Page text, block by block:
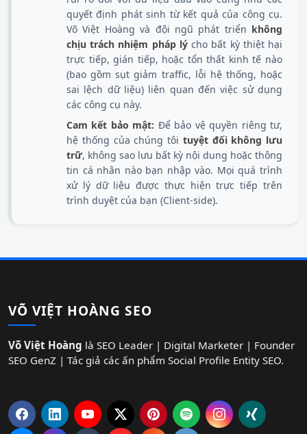
quyết định phát sinh từ kết quả của công cụ.
Võ Việt Hoàng và đội ngũ phát triển không
chịu trách nhiệm pháp lýcho bất kỳ thiệt hại
trực tiếp, gián tiếp, hoặc tổn thất kinh tế nào
(bao gồm sụt giảm traffic, lỗi hệ thống, hoặc
sai lệch dữ liệu) liên quan đến việc sử dụng
các công cụ này.
Cam kết bảo mật: Để bảo vệ quyền riêng tư,
hệ thống của chúng tôi tuyệt đối không lưu
trữ, không sao lưu bất kỳ nội dung hoặc thông
tin cá nhân nào bạn nhập vào. Mọi quá trình
xử lý dữ liệu được thực hiện trực tiếp trên
trình duyệt của bạn (Client-side).
VÕ VIỆT HOÀNG SEO
Võ Việt Hoàng là SEO Leader | Digital Marketer | Founder
SEO GenZ | Tác giả các ấn phẩm Social Profile Entity SEO.